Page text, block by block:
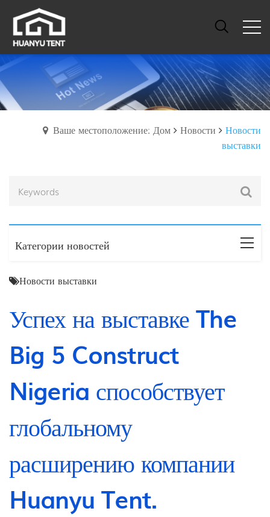
Ваше местоположение: Дом Новости
Новости
выставки
Категории новостей
Новости выставки
Успех на выставке The
Big 5 Construct
Nigeria способствует
глобальному
расширению компании
Huanyu Tent.